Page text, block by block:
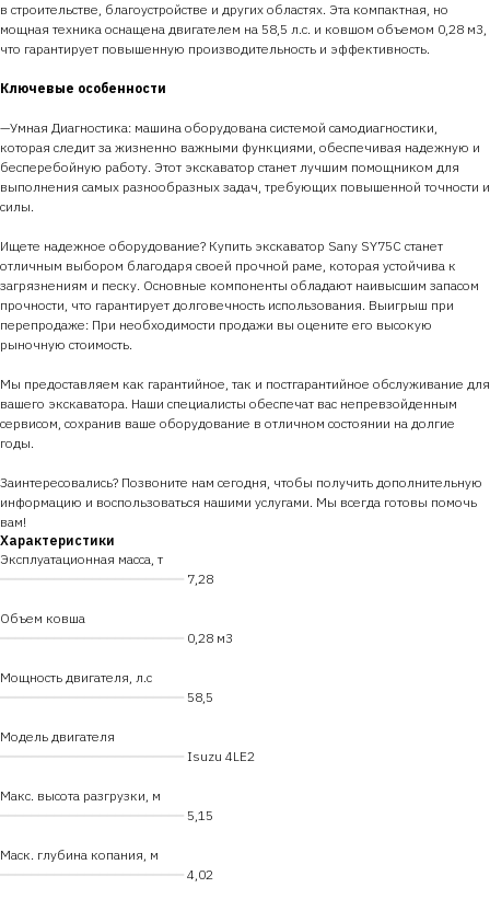
в строительстве, благоустройстве и других областях. Эта компактная, но
мощная техника оснащена двигателем на 58,5 л.с. и ковшом объемом 0,28 м3,
что гарантирует повышенную производительность и эффективность.
Ключевые особенности
—Умная Диагностика: машина оборудована системой самодиагностики,
которая следит за жизненно важными функциями, обеспечивая надежную и
бесперебойную работу. Этот экскаватор станет лучшим помощником для
выполнения самых разнообразных задач, требующих повышенной точности и
силы.
Ищете надежное оборудование? Купить экскаватор Sany SY75C станет
отличным выбором благодаря своей прочной раме, которая устойчива к
загрязнениям и песку. Основные компоненты обладают наивысшим запасом
прочности, что гарантирует долговечность использования. Выигрыш при
перепродаже: При необходимости продажи вы оцените его высокую
рыночную стоимость.
Мы предоставляем как гарантийное, так и постгарантийное обслуживание для
вашего экскаватора. Наши специалисты обеспечат вас непревзойденным
сервисом, сохранив ваше оборудование в отличном состоянии на долгие
годы.
Заинтересовались? Позвоните нам сегодня, чтобы получить дополнительную
информацию и воспользоваться нашими услугами. Мы всегда готовы помочь
вам!
Характеристики
Эксплуатационная масса, т
━━━━━━━━━━━━━━━━━━━━━━━━ 7,28
Объем ковша
━━━━━━━━━━━━━━━━━━━━━━━━ 0,28 м3
Мощность двигателя, л.с
━━━━━━━━━━━━━━━━━━━━━━━━ 58,5
Модель двигателя
━━━━━━━━━━━━━━━━━━━━━━━━ Isuzu 4LE2
Макс. высота разгрузки, м
━━━━━━━━━━━━━━━━━━━━━━━━ 5,15
Маск. глубина копания, м
━━━━━━━━━━━━━━━━━━━━━━━━ 4,02